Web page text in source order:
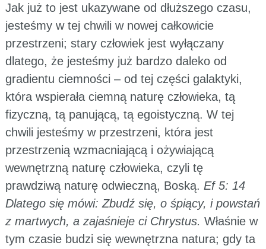
Jak już to jest ukazywane od dłuższego czasu,
jesteśmy w tej chwili w nowej całkowicie
przestrzeni; stary człowiek jest wyłączany
dlatego, że jesteśmy już bardzo daleko od
gradientu ciemności – od tej części galaktyki,
która wspierała ciemną naturę człowieka, tą
fizyczną, tą panującą, tą egoistyczną. W tej
chwili jesteśmy w przestrzeni, która jest
przestrzenią wzmacniającą i ożywiającą
wewnętrzną naturę człowieka, czyli tę
prawdziwą naturę odwieczną, Boską. Ef 5: 14
Dlatego się mówi: Zbudź się, o śpiący, i powstań
z martwych, a zajaśnieje ci Chrystus. Właśnie w
tym czasie budzi się wewnętrzna natura; gdy ta